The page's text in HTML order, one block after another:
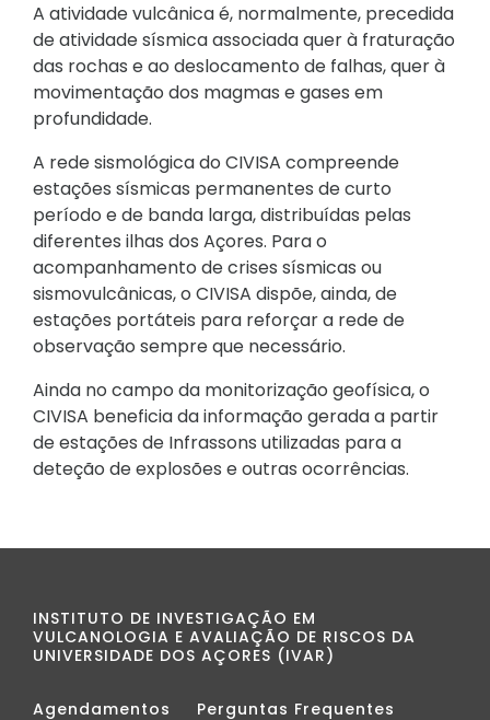
A atividade vulcânica é, normalmente, precedida
de atividade sísmica associada quer à fraturação
das rochas e ao deslocamento de falhas, quer à
movimentação dos magmas e gases em
profundidade.
A rede sismológica do CIVISA compreende
estações sísmicas permanentes de curto
período e de banda larga, distribuídas pelas
diferentes ilhas dos Açores. Para o
acompanhamento de crises sísmicas ou
sismovulcânicas, o CIVISA dispõe, ainda, de
estações portáteis para reforçar a rede de
observação sempre que necessário.
Ainda no campo da monitorização geofísica, o
CIVISA beneficia da informação gerada a partir
de estações de Infrassons utilizadas para a
deteção de explosões e outras ocorrências.
INSTITUTO DE INVESTIGAÇÃO EM
VULCANOLOGIA E AVALIAÇÃO DE RISCOS DA
UNIVERSIDADE DOS AÇORES (IVAR)
Agendamentos Perguntas Frequentes